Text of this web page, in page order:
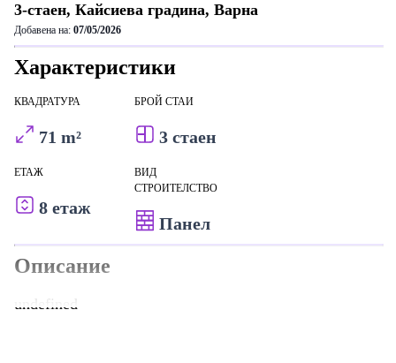
3-стаен, Кайсиева градина, Варна
Добавена на: 07/05/2026
Характеристики
КВАДРАТУРА
71 m²
БРОЙ СТАИ
3 стаен
ЕТАЖ
8 етаж
ВИД
СТРОИТЕЛСТВО
Панел
Описание
undefined